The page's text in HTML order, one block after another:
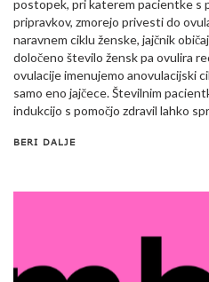
postopek, pri katerem pacientke s
pripravkov, zmorejo privesti do
naravnem ciklu ženske, jajčnik
določeno število žensk pa ovulira
ovulacije imenujemo anovulacijski
samo eno jajčece. Številnim
indukcijo s pomočjo zdravil lahko
BERI DALJE